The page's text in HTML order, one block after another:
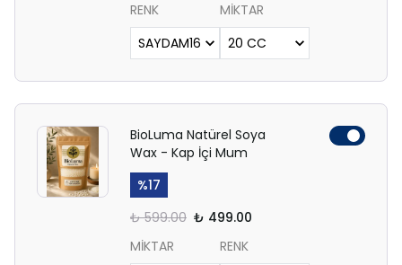
RENK
MİKTAR
BioLuma Natürel Soya
Wax - Kap İçi Mum
%17
₺ 599.00 ₺ 499.00
MİKTAR
RENK